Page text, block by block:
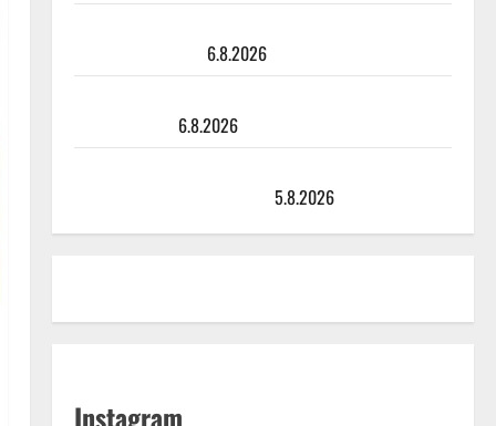
6.8.2026
6.8.2026
5.8.2026
Instagram